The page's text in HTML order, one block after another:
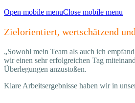
Open mobile menuClose mobile menu
Zielorientiert, wertschätzend
„Sowohl mein Team als auch ich
wir einen sehr erfolgreichen Tag
Überlegungen anzustoßen.
Klare Arbeitsergebnisse haben wir in